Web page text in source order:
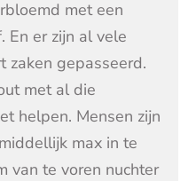
met een
En er zijn al vele
zaken gepasseerd.
met al die
helpen. Mensen zijn
max in te
van te voren nuchter